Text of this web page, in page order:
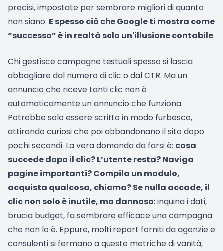
precisi, impostate per sembrare migliori di quanto
non siano. E spesso ciò che Google ti mostra come
“successo” è in realtà solo un'illusione contabile.
Chi gestisce campagne testuali spesso si lascia
abbagliare dal numero di clic o dal CTR. Ma un
annuncio che riceve tanti clic non è
automaticamente un annuncio che funziona.
Potrebbe solo essere scritto in modo furbesco,
attirando curiosi che poi abbandonano il sito dopo
pochi secondi. La vera domanda da farsi è: cosa
succede dopo il clic? L’utente resta? Naviga
pagine importanti? Compila un modulo,
acquista qualcosa, chiama? Se nulla accade, il
clic non solo è inutile, ma dannoso: inquina i dati,
brucia budget, fa sembrare efficace una campagna
che non lo è. Eppure, molti report forniti da agenzie e
consulenti si fermano a queste metriche di vanità,